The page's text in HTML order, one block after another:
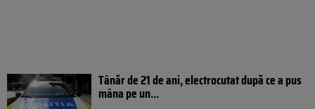
Tânăr de 21 de ani, electrocutat după ce a pus
mâna pe un...